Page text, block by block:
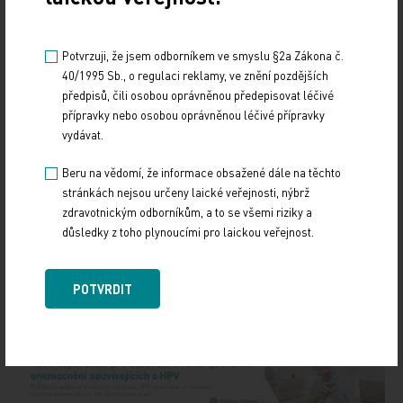
Zdroj: ČTK
Z REGIONŮ
Sdílejte článek
Potvrzuji, že jsem odborníkem ve smyslu §2a Zákona č.
40/1995 Sb., o regulaci reklamy, ve znění pozdějších
předpisů, čili osobou oprávněnou předepisovat léčivé
přípravky nebo osobou oprávněnou léčivé přípravky
vydávat.
Beru na vědomí, že informace obsažené dále na těchto
stránkách nejsou určeny laické veřejnosti, nýbrž
zdravotnickým odborníkům, a to se všemi riziky a
důsledky z toho plynoucími pro laickou veřejnost.
POTVRDIT